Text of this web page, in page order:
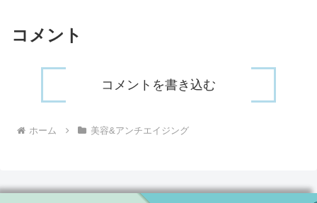
コメント
コメントを書き込む
ホーム 美容&アンチエイジング